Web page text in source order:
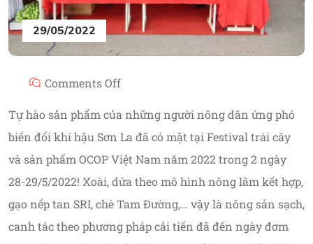
29/05/2022
Comments Off
Tự hào sản phẩm của những người nông dân ứng phó
biến đổi khí hậu Sơn La đã có mặt tại Festival trái cây
và sản phẩm OCOP Việt Nam năm 2022 trong 2 ngày
28-29/5/2022! Xoài, dứa theo mô hình nông lâm kết hợp,
gạo nếp tan SRI, chè Tam Đường,… vậy là nông sản sạch,
canh tác theo phương pháp cải tiến đã đến ngày đơm